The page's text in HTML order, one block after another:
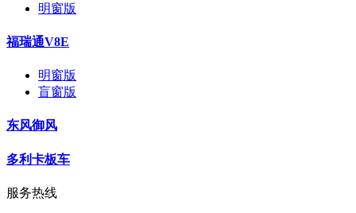
明窗版
福瑞通V8E
明窗版
盲窗版
东风御风
多利卡板车
服务热线